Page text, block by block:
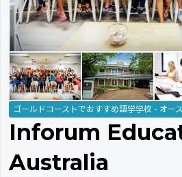
ゴールドコーストでおすすめ語学学校 - オー
Inforum
Australia